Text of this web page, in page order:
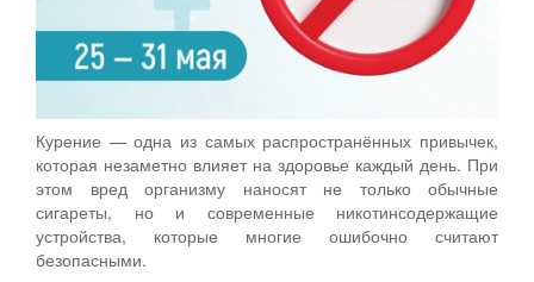
Курение — одна из самых распространённых привычек,
которая незаметно влияет на здоровье каждый день. При
этом вред организму наносят не только обычные
сигареты, но и современные никотинсодержащие
устройства, которые многие ошибочно считают
безопасными.